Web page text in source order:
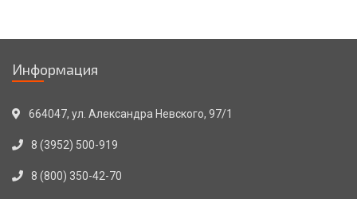
Информация
664047, ул. Александра Невского, 97/1
8 (3952) 500-919
8 (800) 350-42-70